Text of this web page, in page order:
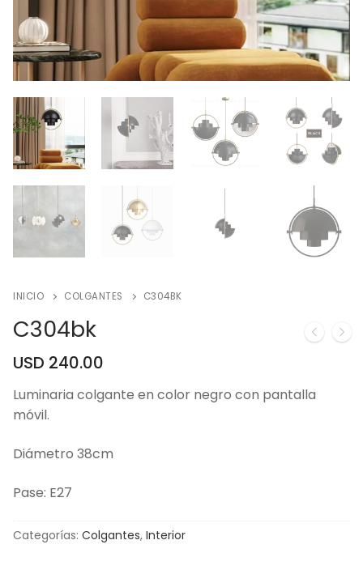
INICIO COLGANTES C304BK
C304bk
USD 240.00
Luminaria colgante en color negro con pantalla
móvil.
Diámetro 38cm
Pase: E27
Categorías: Colgantes, Interior